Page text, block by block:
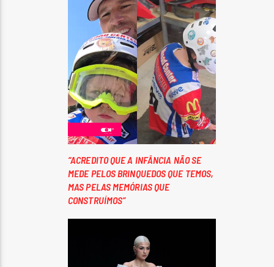
“ACREDITO QUE A INFÂNCIA NÃO SE
MEDE PELOS BRINQUEDOS QUE TEMOS,
MAS PELAS MEMÓRIAS QUE
CONSTRUÍMOS”